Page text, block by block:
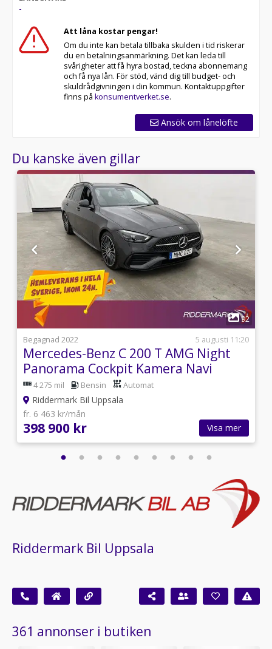
RIDDERMARK BIL TRYGGHETSPAKET:
Skydda din bil med vårt trygghetspaket. Välj mellan 12-
60 månaders garanti och komplettera med extra
hjuluppsättningar till bra priser. Gör ditt bilköp tryggt
och enkelt hos oss.
Med korta lagertider försvinner våra bilar snabbt! Ring
oss idag för att reservera din bil: 018-470 74 00. Vi
Telefontider:
Besökstider i butik:
Välkomna!
Utrustning/Tillbehör:
Drivers Package,AMG Track
cockpit,Backkamera,Navigation,Ambient
belysning,Burmester Ljudsystem,Döda Vinkel
Varnare,Multibeam Led-
Strålkastare,Parkeringssensorer
fram/bak,Sportstolar,Skinn/Alcantaraklädsel,Elstolar
med minne fram,Elektrisk
bagagelucka,Multifunktionsratt,Farthållare,Soltak/
Bromsok,Röda Säkerhetsbälten,12V-uttag,Airbag
förare,Färddator,Fjärrstyrt centrallås,Svensksåld,AC
och klimatanläggning,AC,Apple
CarPlay,Delskinn,Parkeringssensorer
bak,Parkeringssensorer
fram,Aircondition,Bluetooth,Parkeringssensor bak
-
Att låna kostar pengar!
Om du inte kan betala tillbaka skulden i tid riskerar
du en betalningsanmärkning. Det kan leda till
svårigheter att få hyra bostad, teckna abonnemang
och få nya lån. För stöd, vänd dig till budget- och
skuldrådgivningen i din kommun. Kontaktuppgifter
finns på konsumentverket.se.
Ansök om lånelöfte
Du kanske även gillar
92
Begagnad 2022
5 augusti 11:20
Mercedes-Benz C 200 T AMG Night
Panorama Cockpit Kamera Navi
4 275 mil Bensin Automat
Riddermark Bil Uppsala
fr. 6 463 kr/mån
398 900 kr Visa mer
Riddermark Bil Uppsala
361 annonser i butiken